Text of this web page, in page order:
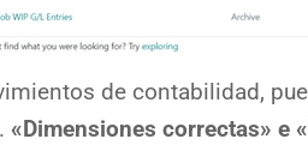
de contabilidad,
«Dimensiones correctas» e